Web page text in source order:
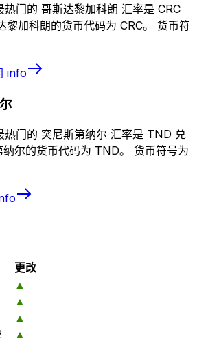
热门的 哥斯达黎加科朗 汇率是 CRC
黎加科朗的货币代码为 CRC。 货币符
info
热门的 突尼斯第纳尔 汇率是 TND 兑
尔的货币代码为 TND。 货币符号为
更改
▲
▲
▲
▲